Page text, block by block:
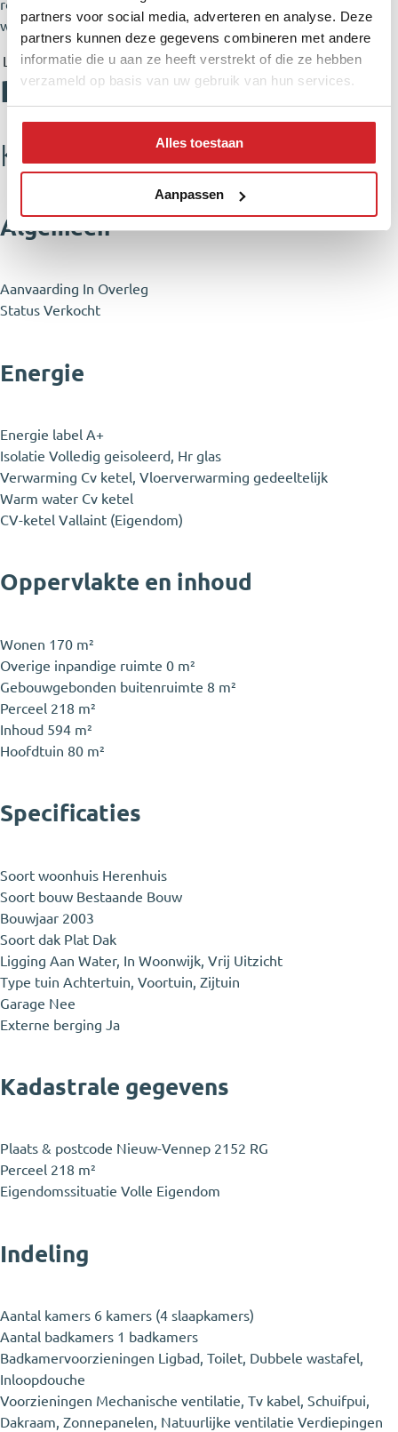
partners voor social media, adverteren en analyse. Deze
partners kunnen deze gegevens combineren met andere
informatie die u aan ze heeft verstrekt of die ze hebben
verzameld op basis van uw gebruik van hun services.
Alles toestaan
Aanpassen
room with connections for a washing machine and dryer, as
well as the installation of the central heating boiler.
Lees de volledige beschrijving
Plattegronden
Kenmerken
Algemeen
Aanvaarding In Overleg
Status Verkocht
Energie
Energie label A+
Isolatie Volledig geisoleerd, Hr glas
Verwarming Cv ketel, Vloerverwarming gedeeltelijk
Warm water Cv ketel
CV-ketel Vallaint (Eigendom)
Oppervlakte en inhoud
Wonen 170 m²
Overige inpandige ruimte 0 m²
Gebouwgebonden buitenruimte 8 m²
Perceel 218 m²
Inhoud 594 m²
Hoofdtuin 80 m²
Specificaties
Soort woonhuis Herenhuis
Soort bouw Bestaande Bouw
Bouwjaar 2003
Soort dak Plat Dak
Ligging Aan Water, In Woonwijk, Vrij Uitzicht
Type tuin Achtertuin, Voortuin, Zijtuin
Garage Nee
Externe berging Ja
Kadastrale gegevens
Plaats & postcode Nieuw-Vennep 2152 RG
Perceel 218 m²
Eigendomssituatie Volle Eigendom
Indeling
Aantal kamers 6 kamers (4 slaapkamers)
Aantal badkamers 1 badkamers
Badkamervoorzieningen Ligbad, Toilet, Dubbele wastafel,
Inloopdouche
Voorzieningen Mechanische ventilatie, Tv kabel, Schuifpui,
Dakraam, Zonnepanelen, Natuurlijke ventilatie Verdiepingen